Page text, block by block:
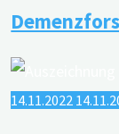
14.11.2022